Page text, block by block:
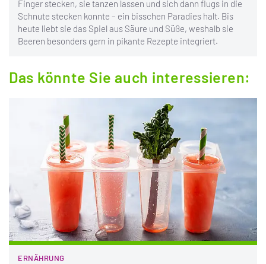
Finger stecken, sie tanzen lassen und sich dann flugs in die
Schnute stecken konnte – ein bisschen Paradies halt. Bis
heute liebt sie das Spiel aus Säure und Süße, weshalb sie
Beeren besonders gern in pikante Rezepte integriert.
Das könnte Sie auch interessieren:
ERNÄHRUNG